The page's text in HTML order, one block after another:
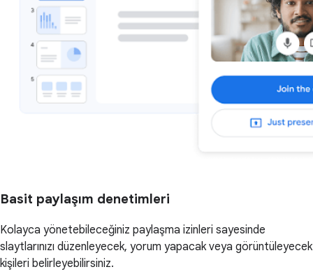
Basit paylaşım denetimleri
Kolayca yönetebileceğiniz paylaşma izinleri sayesinde
slaytlarınızı düzenleyecek, yorum yapacak veya görüntüleyecek
kişileri belirleyebilirsiniz.